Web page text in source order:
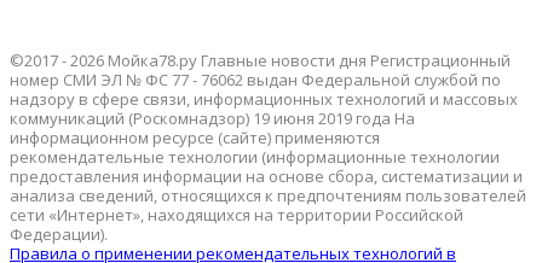
©2017 - 2026 Мойка78.ру Главные новости дня Регистрационный
номер СМИ ЭЛ № ФС 77 - 76062 выдан Федеральной службой по
надзору в сфере связи, информационных технологий и массовых
коммуникаций (Роскомнадзор) 19 июня 2019 года На
информационном ресурсе (сайте) применяются
рекомендательные технологии (информационные технологии
предоставления информации на основе сбора, систематизации и
анализа сведений, относящихся к предпочтениям пользователей
сети «Интернет», находящихся на территории Российской
Федерации).
Правила о применении рекомендательных технологий в